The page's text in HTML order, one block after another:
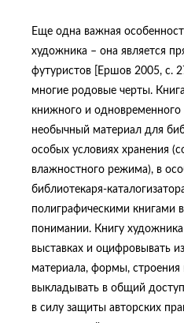
Еще одна важная
художника – она является
футуристов [Ершов 2005, с.
многие родовые черты.
книжного и одновременного
необычный материал для
особых условиях хранения
влажностного режима), в
библиотекаря-
полиграфическими книгами
понимании. Книгу
выставках и оцифровывать
материала, формы, строения
выкладывать в общий
в силу защиты авторских